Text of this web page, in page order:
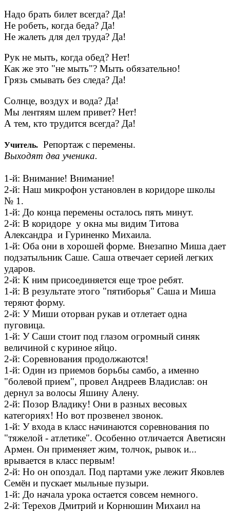
Надо брать билет всегда? Да!
Не робеть, когда беда? Да!
Не жалеть для дел труда? Да!
Рук не мыть, когда обед? Нет!
Как же это "не мыть"? Мыть обязательно!
Грязь смывать без следа? Да!
Солнце, воздух и вода? Да!
Мы лентяям шлем привет? Нет!
А тем, кто трудится всегда? Да!
Учитель. Репортаж с перемены.
Выходят два ученика.
1-й: Внимание! Внимание!
2-й: Наш микрофон установлен в коридоре школы
№ 1.
1-й: До конца перемены осталось пять минут.
2-й: В коридоре у окна мы видим Титова
Александра и Гуриненко Михаила.
1-й: Оба они в хорошей форме. Внезапно Миша дает
подзатыльник Саше. Саша отвечает серией легких
ударов.
2-й: К ним присоединяется еще трое ребят.
1-й: В результате этого "пятиборья" Саша и Миша
теряют форму.
2-й: У Миши оторван рукав и отлетает одна
пуговица.
1-й: У Саши стоит под глазом огромный синяк
величиной с куриное яйцо.
2-й: Соревнования продолжаются!
1-й: Один из приемов борьбы самбо, а именно
"болевой прием", провел Андреев Владислав: он
дернул за волосы Яшину Алену.
2-й: Позор Владику! Они в разных весовых
категориях! Но вот прозвенел звонок.
1-й: У входа в класс начинаются соревнования по
"тяжелой - атлетике". Особенно отличается Аветисян
Армен. Он применяет жим, толчок, рывок и...
врывается в класс первым!
2-й: Но он опоздал. Под партами уже лежит Яковлев
Семён и пускает мыльные пузыри.
1-й: До начала урока остается совсем немного.
2-й: Терехов Дмитрий и Корнюшин Михаил на